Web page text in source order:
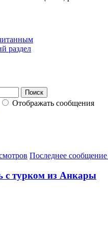
раздел
Отображать сообщения
Последнее сообщение
с турком из Анкары